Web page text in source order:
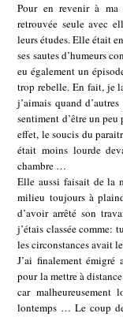
Pour en revenir à ma
retrouvée seule avec
leurs études. Elle était
ses sautes d’humeurs
eu également un
trop rebelle. En fait, je
j’aimais quand
sentiment d’être un
effet, le soucis du
était moins lourde
chambre …
Elle aussi faisait de la
milieu toujours à
d’avoir arrêté son
j’étais classée comme:
les circonstances avait
J’ai finalement émigré
pour la mettre à
car
lontemps … Le coup